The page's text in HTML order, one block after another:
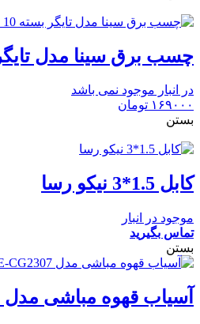
چسب برق سینا مدل تایگر بسته
در انبار موجود نمی باشد
۱۶۹۰۰۰ تومان
بستن
کابل 1.5*3 نیکو رسا
موجود در انبار
تماس بگیرید
بستن
آسیاب قهوه مباشی مدل ME-CG2307